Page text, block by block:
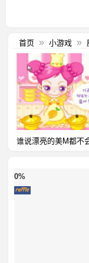
首页 » 小游戏 »
谁说漂亮的美M都不
0%